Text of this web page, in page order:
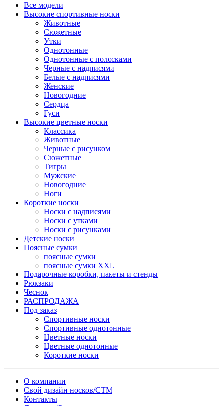
Все модели
Высокие спортивные носки
Животные
Сюжетные
Утки
Однотонные
Однотонные с полосками
Черные с надписями
Белые с надписями
Женские
Новогодние
Сердца
Гуси
Высокие цветные носки
Классика
Животные
Черные с рисунком
Сюжетные
Тигры
Мужские
Новогодние
Ноги
Короткие носки
Носки с надписями
Носки с утками
Носки с рисунками
Детские носки
Поясные сумки
поясные сумки
поясные сумки XXL
Подарочные коробки, пакеты и стенды
Рюкзаки
Чеснок
РАСПРОДАЖА
Под заказ
Спортивные носки
Спортивные однотонные
Цветные носки
Цветные однотонные
Короткие носки
О компании
Свой дизайн носков/СТМ
Контакты